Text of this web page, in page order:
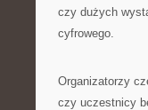
czy dużych
cyfrowego.
Organizatorzy
czy uczestnicy